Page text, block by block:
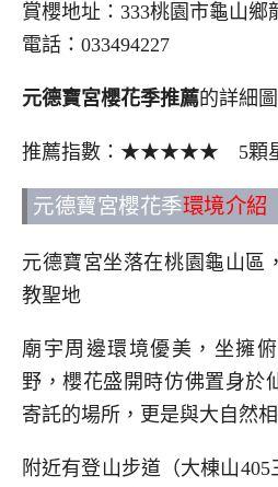
賞櫻地址：333桃園市龜山鄉
電話：033494227
元德寶宮櫻花季推薦的詳細
推薦指數：★★★★★ 5顆
元德寶宮櫻花季環境介紹
元德寶宮坐落在桃園龜山區
教聖地
廟宇周邊環境優美，坐擁
野，櫻花盛開時仿佛置身於
寄託的場所，更是與大自然
附近有登山步道（大棟山